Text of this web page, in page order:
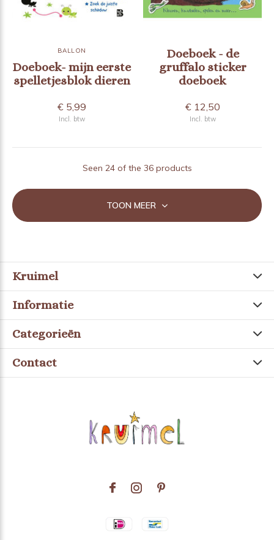
BALLON
Doeboek- mijn eerste
spelletjesblok dieren
€ 5,99
Incl. btw
Doeboek - de
gruffalo sticker
doeboek
€ 12,50
Incl. btw
Seen 24 of the 36 products
TOON MEER
Kruimel
Informatie
Categorieën
Contact